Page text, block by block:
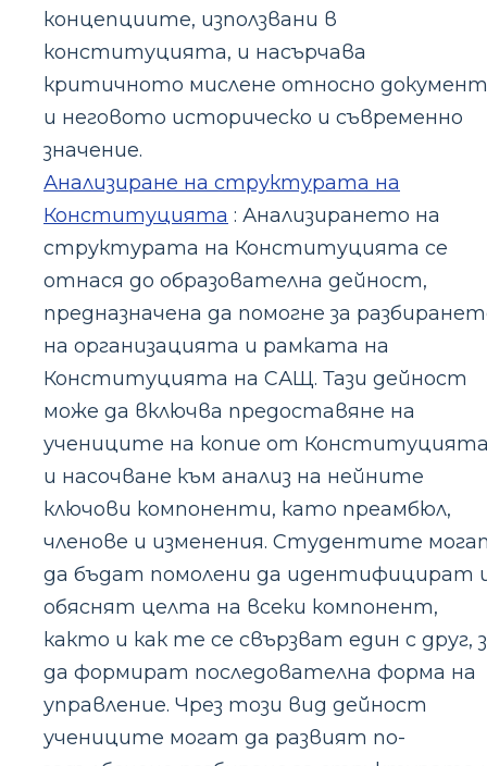
концепциите, използвани в
конституцията, и насърчава
критичното мислене относно
и неговото историческо и съвременно
значение.
Анализиране на структурата на
Конституцията : Анализирането на
структурата на Конституцията се
отнася до образователна дейност,
предназначена да помогне за
на организацията и рамката на
Конституцията на САЩ. Тази дейност
може да включва предоставяне на
учениците на копие от
и насочване към анализ на нейните
ключови компоненти, като преамбюл,
членове и изменения. Студентите
да бъдат помолени да идентифицират
обяснят целта на всеки компонент,
както и как те се свързват един с друг,
да формират последователна форма на
управление. Чрез този вид дейност
учениците могат да развият по-